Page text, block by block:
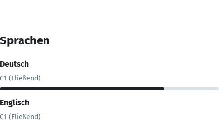
Sprachen
Deutsch
C1 (Fließend)
Englisch
C1 (Fließend)